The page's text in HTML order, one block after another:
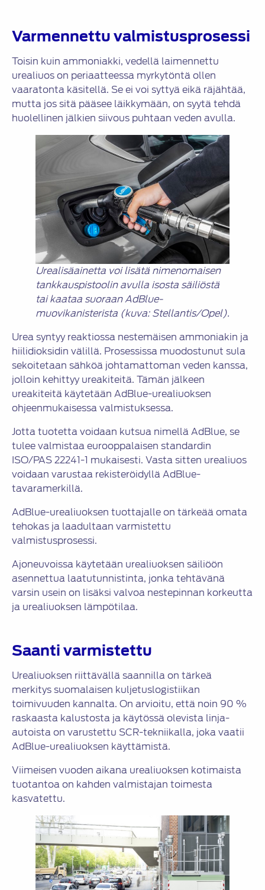
Varmennettu valmistusprosessi
Toisin kuin ammoniakki, vedellä laimennettu
urealiuos on periaatteessa myrkytöntä ollen
vaaratonta käsitellä. Se ei voi syttyä eikä räjähtää,
mutta jos sitä pääsee läikkymään, on syytä tehdä
huolellinen jälkien siivous puhtaan veden avulla.
Urealisäainetta voi lisätä nimenomaisen
tankkauspistoolin avulla isosta säiliöstä
tai kaataa suoraan AdBlue-
muovikanisterista (kuva: Stellantis/Opel).
Urea syntyy reaktiossa nestemäisen ammoniakin ja
hiilidioksidin välillä. Prosessissa muodostunut sula
sekoitetaan sähköä johtamattoman veden kanssa,
jolloin kehittyy ureakiteitä. Tämän jälkeen
ureakiteitä käytetään AdBlue-urealiuoksen
ohjeenmukaisessa valmistuksessa.
Jotta tuotetta voidaan kutsua nimellä AdBlue, se
tulee valmistaa eurooppalaisen standardin
ISO/PAS 22241-1 mukaisesti. Vasta sitten urealiuos
voidaan varustaa rekisteröidyllä AdBlue-
tavaramerkillä.
AdBlue-urealiuoksen tuottajalle on tärkeää omata
tehokas ja laadultaan varmistettu
valmistusprosessi.
Ajoneuvoissa käytetään urealiuoksen säiliöön
asennettua laatutunnistinta, jonka tehtävänä
varsin usein on lisäksi valvoa nestepinnan korkeutta
ja urealiuoksen lämpötilaa.
Saanti varmistettu
Urealiuoksen riittävällä saannilla on tärkeä
merkitys suomalaisen kuljetuslogistiikan
toimivuuden kannalta. On arvioitu, että noin 90 %
raskaasta kalustosta ja käytössä olevista linja-
autoista on varustettu SCR-tekniikalla, joka vaatii
AdBlue-urealiuoksen käyttämistä.
Viimeisen vuoden aikana urealiuoksen kotimaista
tuotantoa on kahden valmistajan toimesta
kasvatettu.